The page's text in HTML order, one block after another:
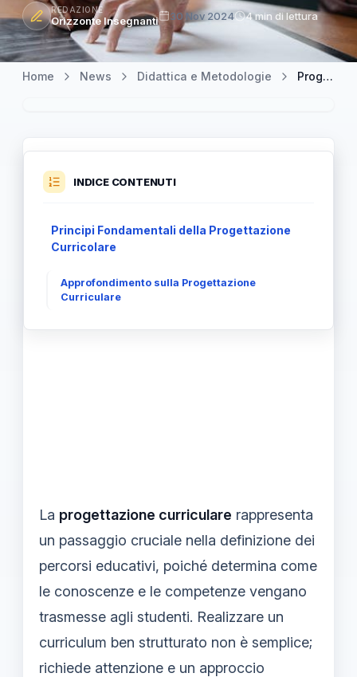
REDAZIONE
Orizzonte Insegnanti 30 Nov 2024 4 min di lettura
Home News Didattica e Metodologie Progettazione Curricolare: Guida Completa alla Creazione di un Curriculum Efficace
INDICE CONTENUTI
Principi Fondamentali della Progettazione
Curricolare
Approfondimento sulla Progettazione
Curriculare
La progettazione curriculare rappresenta
un passaggio cruciale nella definizione dei
percorsi educativi, poiché determina come
le conoscenze e le competenze vengano
trasmesse agli studenti. Realizzare un
curriculum ben strutturato non è semplice;
richiede attenzione e un approccio